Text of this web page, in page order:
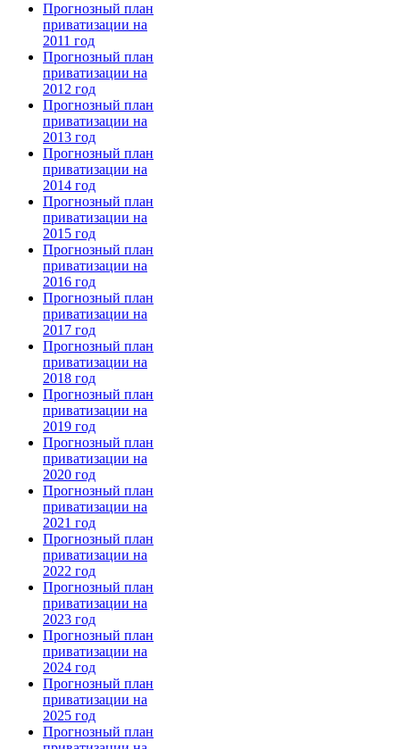
Прогнозный план
приватизации на
2011 год
Прогнозный план
приватизации на
2012 год
Прогнозный план
приватизации на
2013 год
Прогнозный план
приватизации на
2014 год
Прогнозный план
приватизации на
2015 год
Прогнозный план
приватизации на
2016 год
Прогнозный план
приватизации на
2017 год
Прогнозный план
приватизации на
2018 год
Прогнозный план
приватизации на
2019 год
Прогнозный план
приватизации на
2020 год
Прогнозный план
приватизации на
2021 год
Прогнозный план
приватизации на
2022 год
Прогнозный план
приватизации на
2023 год
Прогнозный план
приватизации на
2024 год
Прогнозный план
приватизации на
2025 год
Прогнозный план